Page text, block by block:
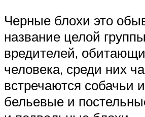
Черные блохи это
название целой группы
вредителей,
человека, среди них
встречаются собачьи
бельевые и